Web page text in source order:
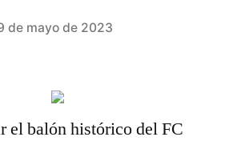
de mayo de 2023
el balón histórico del FC